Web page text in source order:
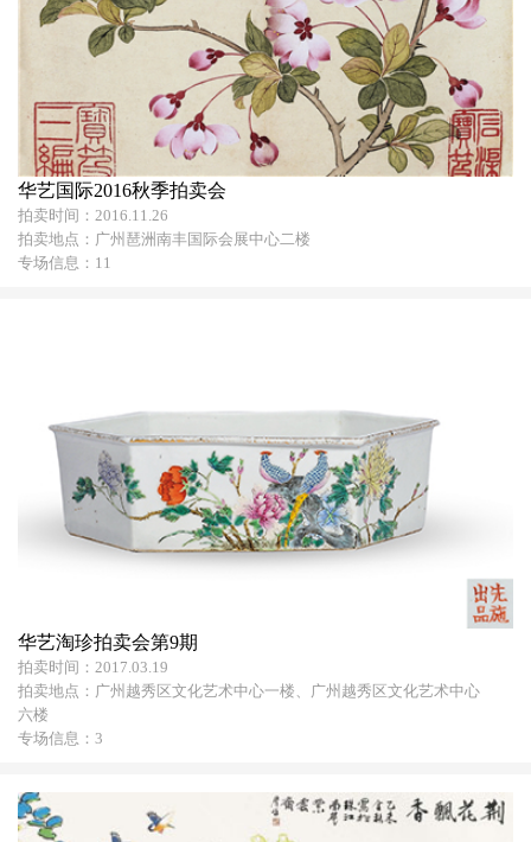
华艺国际2016秋季拍卖会
拍卖时间：2016.11.26
拍卖地点：广州琶洲南丰国际会展中心二楼
专场信息：11
华艺淘珍拍卖会第9期
拍卖时间：2017.03.19
拍卖地点：广州越秀区文化艺术中心一楼、广州越秀区文化艺术中心
六楼
专场信息：3